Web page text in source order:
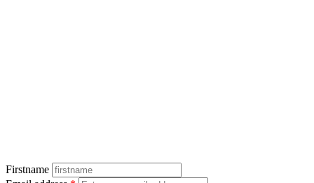
Firstname